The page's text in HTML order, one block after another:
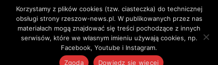
Kontakt Polityka prywatności Regulamin portalu
© NEWS Sp. z o.o. - wydawca portalu Rzeszów News. Wszystkie prawa
Korzystamy z plików cookies (tzw. ciasteczka) do technicznej
obsługi strony rzeszow-news.pl. W publikowanych przez nas
materiałach mogą znajdować się treści pochodzące z innych
serwisów, które we własnym imieniu używają cookies, np.
Facebook, Youtube i Instagram.
Zgoda
Dowiedz się więcej